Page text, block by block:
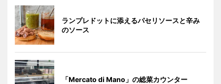
ランプレドットに添えるパセリソースと辛み
のソース
「Mercato di Mano」の総菜カウンター